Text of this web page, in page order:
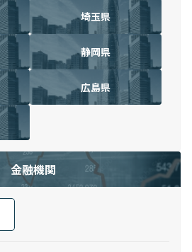
埼玉県
静岡県
広島県
金融機関